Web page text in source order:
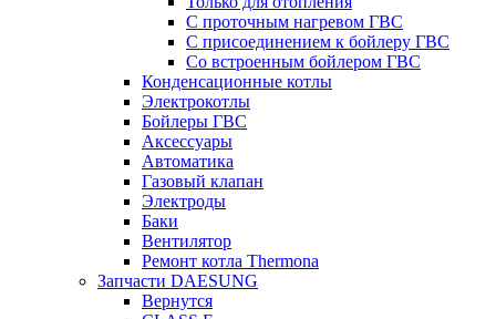
С проточным нагревом ГВС
С присоединением к бойлеру ГВС
Со встроенным бойлером ГВС
Конденсационные котлы
Электрокотлы
Бойлеры ГВС
Аксессуары
Автоматика
Газовый клапан
Электроды
Баки
Вентилятор
Ремонт котла Thermona
Запчасти DAESUNG
Вернутся